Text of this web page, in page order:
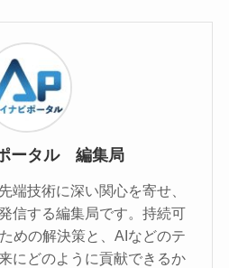
ータル 編集局
端技術に深い関心を寄せ、
信する編集局です。持続可
めの解決策と、AIなどのテ
にどのように貢献できるか